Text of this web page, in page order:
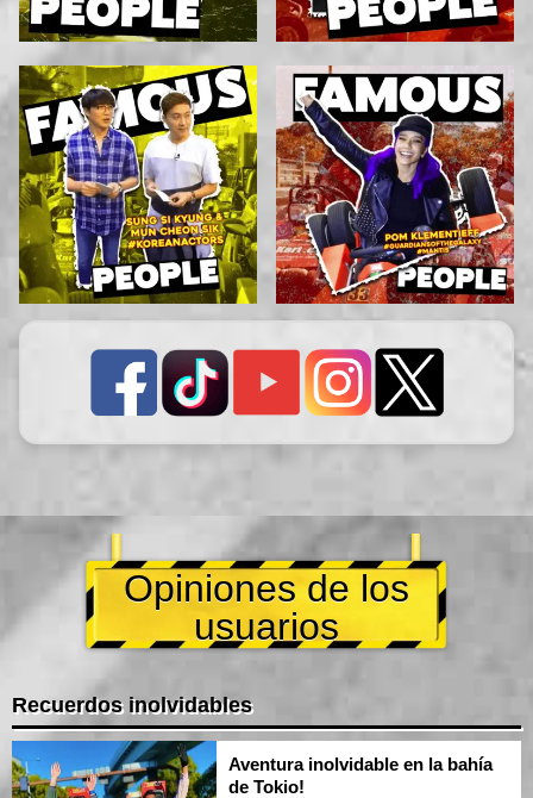
Opiniones de los
usuarios
Recuerdos inolvidables
Aventura inolvidable en la bahía
de Tokio!